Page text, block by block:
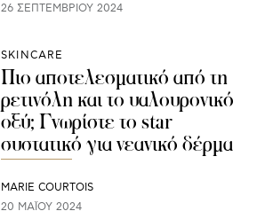
26 ΣΕΠΤΕΜΒΡΊΟΥ 2024
SKINCARE
Πιο αποτελεσματικό από τη
ρετινόλη και το υαλουρονικό
οξύ; Γνωρίστε το star
συστατικό για νεανικό δέρμα
MARIE COURTOIS
20 ΜΑΪ́ΟΥ 2024